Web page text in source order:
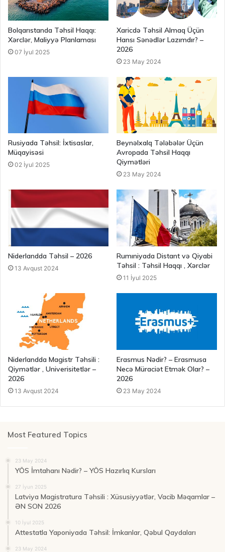
Bolqarıstanda Təhsil Haqqı:
Xərclər, Maliyyə Planlaması
07 İyul 2025
Xaricdə Təhsil Almaq Üçün
Hansı Sənədlər Lazımdır? –
2026
23 May 2024
Rusiyada Təhsil: İxtisaslar,
Müqayisəsi
02 İyul 2025
Beynəlxalq Tələbələr Üçün
Avropada Təhsil Haqqı
Qiymətləri
23 May 2024
Niderlandda Təhsil – 2026
13 Avqust 2024
Rumıniyada Distant və Qiyabi
Təhsil : Təhsil Haqqı , Xərclər
11 İyul 2025
Niderlandda Magistr Təhsili :
Qiymətlər , Univerisitetlər –
2026
13 Avqust 2024
Erasmus Nədir? – Erasmusa
Necə Müraciət Etmək Olar? –
2026
23 May 2024
Most Featured Topics
23 May 2024
YÖS İmtahanı Nədir? – YÖS Hazırlıq Kursları
27 İyun 2025
Latviya Magistratura Təhsili : Xüsusiyyətlər, Vacib Məqamlar –
ƏN SON 2026
10 İyul 2025
Attestatla Yaponiyada Təhsil: İmkanlar, Qəbul Qaydaları
23 May 2024